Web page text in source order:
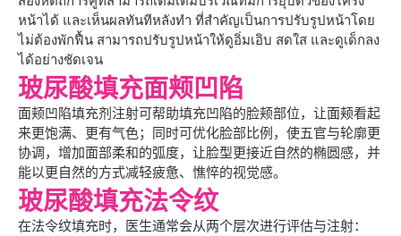
หน้าได้ และเห็นผลทันทีหลังทำ ที่สำคัญเป็นการปรับรูปหน้าโดย
ไม่ต้องพักฟื้น สามารถปรับรูปหน้าให้ดูอิ่มเอิบ สดใส และดูเด็กลง
ได้อย่างชัดเจน
玻尿酸填充面颊凹陷
面颊凹陷填充剂注射可帮助填充凹陷的脸颊部位，让面颊看起
来更饱满、更有气色；同时可优化脸部比例，使五官与轮廓更
协调，增加面部柔和的弧度，让脸型更接近自然的椭圆感，并
能以更自然的方式减轻疲惫、憔悴的视觉感。
玻尿酸填充法令纹
在法令纹填充时，医生通常会从两个层次进行评估与注射：